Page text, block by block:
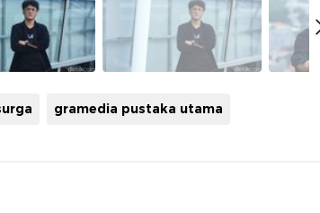
gramedia pustaka utama